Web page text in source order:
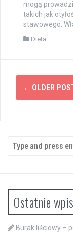
mogą
takich jak
stawowego.
Dieta
Posts
← OLDER
Search
for:
Ostatnie
Burak liściowy –